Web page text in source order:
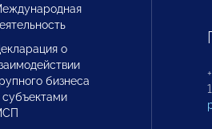
о
бизнеса
субъектами